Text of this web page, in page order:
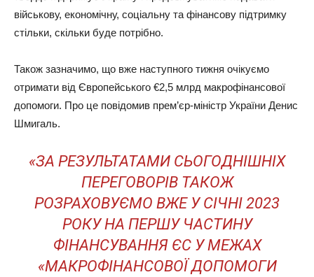
військову, економічну, соціальну та фінансову підтримку
стільки, скільки буде потрібно.
Також зазначимо, що вже наступного тижня очікуємо
отримати від Європейського €2,5 млрд макрофінансової
допомоги. Про це повідомив прем’єр-міністр України Денис
Шмигаль.
«ЗА РЕЗУЛЬТАТАМИ СЬОГОДНІШНІХ
ПЕРЕГОВОРІВ ТАКОЖ
РОЗРАХОВУЄМО ВЖЕ У СІЧНІ 2023
РОКУ НА ПЕРШУ ЧАСТИНУ
ФІНАНСУВАННЯ ЄС У МЕЖАХ
«МАКРОФІНАНСОВОЇ ДОПОМОГИ